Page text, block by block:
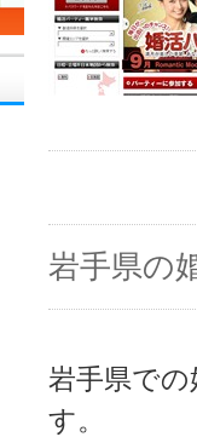
岩手県の
岩手県で
す。